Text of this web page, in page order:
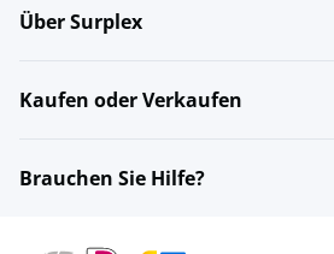
Über Surplex
Kaufen oder Verkaufen
Brauchen Sie Hilfe?